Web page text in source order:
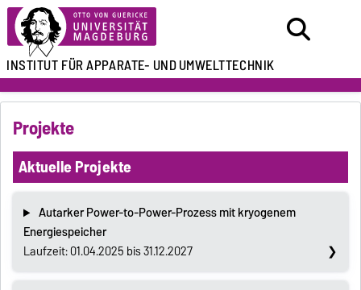
INSTITUT FÜRAPPARATE- UNDUMWELTTECHNIK
Projekte
Aktuelle Projekte
Autarker Power-to-Power-Prozess mit kryogenem
Energiespeicher
Laufzeit: 01.04.2025 bis 31.12.2027